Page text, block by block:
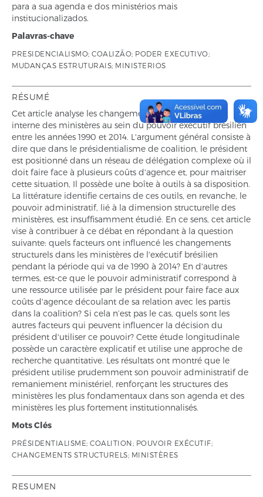
para a sua agenda e dos ministérios mais
institucionalizados.
Palavras-chave
PRESIDENCIALISMO; COALIZÃO; PODER EXECUTIVO;
MUDANÇAS ESTRUTURAIS; MINISTERIOS
RÉSUMÉ
Cet article analyse les changements dans la structure
interne des ministères au sein du pouvoir exécutif brésilien
entre les années 1990 et 2014. L'argument général consiste à
dire que dans le présidentialisme de coalition, le président
est positionné dans un réseau de délégation complexe où il
doit faire face à plusieurs coûts d'agence et, pour maitriser
cette situation, Il possède une boîte à outils à sa disposition.
La littérature identifie certains de ces outils, en revanche, le
pouvoir administratif, lié à la dimension structurelle des
ministères, est insuffisamment étudié. En ce sens, cet article
vise à contribuer à ce débat en répondant à la question
suivante: quels facteurs ont influencé les changements
structurels dans les ministères de l'exécutif brésilien
pendant la période qui va de 1990 à 2014? En d'autres
termes, est-ce que le pouvoir administratif correspond à
une ressource utilisée par le président pour faire face aux
coûts d'agence découlant de sa relation avec les partis
dans la coalition? Si cela n’est pas le cas, quels sont les
autres facteurs qui peuvent influencer la décision du
président d'utiliser ce pouvoir? Cette étude longitudinale
possède un caractère explicatif et utilise une approche de
recherche quantitative. Les résultats ont montré que le
président utilise prudemment son pouvoir administratif de
remaniement ministériel, renforçant les structures des
ministères les plus fondamentaux dans son agenda et des
ministères les plus fortement institutionnalisés.
Mots Clés
PRÉSIDENTIALISME; COALITION; POUVOIR EXÉCUTIF;
CHANGEMENTS STRUCTURELS; MINISTÈRES
RESUMEN